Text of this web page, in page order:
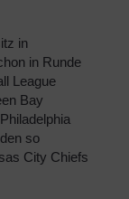
in
in Runde
League
Bay
so
City Chiefs